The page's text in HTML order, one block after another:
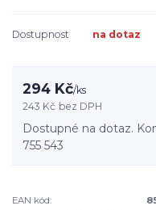
Dostupnost na dotaz
294 Kč/ks
243 Kč bez DPH
Dostupné na dotaz.
755 543
EAN kód: